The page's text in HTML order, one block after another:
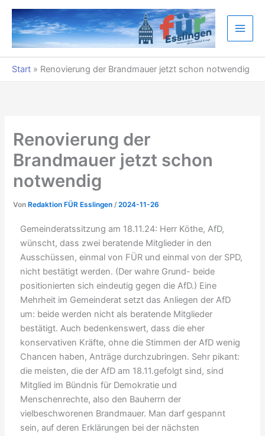
Zum
Inhalt
springen
Start » Renovierung der Brandmauer jetzt schon notwendig
Renovierung der
Brandmauer jetzt schon
notwendig
Von Redaktion FÜR Esslingen/2024-11-26
Gemeinderatssitzung am 18.11.24: Herr Köthe, AfD,
wünscht, dass zwei beratende Mitglieder in den
Ausschüssen, einmal von FÜR und einmal von der SPD,
nicht bestätigt werden. (Der wahre Grund- beide
positionierten sich eindeutig gegen die AfD.) Eine
Mehrheit im Gemeinderat setzt das Anliegen der AfD
um: beide werden nicht als beratende Mitglieder
bestätigt. Auch bedenkenswert, dass die eher
konservativen Kräfte, ohne die Stimmen der AfD wenig
Chancen haben, Anträge durchzubringen. Sehr pikant:
die meisten, die der AfD am 18.11.gefolgt sind, sind
Mitglied im Bündnis für Demokratie und
Menschenrechte, also den Bauherrn der
vielbeschworenen Brandmauer. Man darf gespannt
sein, auf deren Erklärungen bei der nächsten